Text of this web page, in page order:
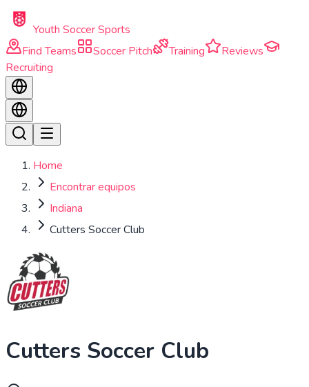
Skip to main content
Youth Soccer Sports
Find Teams
Soccer Pitch Training
Reviews
Recruiting
Home
Encontrar equipos
Indiana
Cutters Soccer Club
Cutters Soccer Club